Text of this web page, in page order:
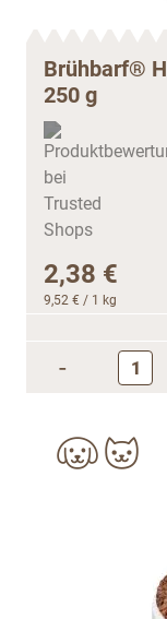
Brühbarf®
250 g
2,38 €
9,52 € / 1 kg
-